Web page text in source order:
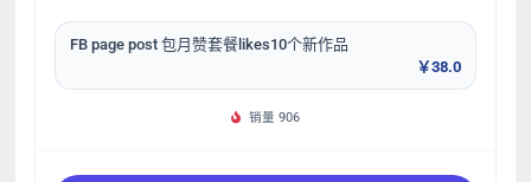
FB page post 包月赞套餐likes10个新作品
￥38.0
销量 906